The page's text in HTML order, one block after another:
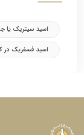
اسید سیتریک یا
اسید فسفریک در